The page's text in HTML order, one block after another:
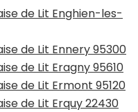
de Lit Enghien-les-
de Lit Ennery 95300
de Lit Eragny 95610
de Lit Ermont 95120
de Lit Erquy 22430